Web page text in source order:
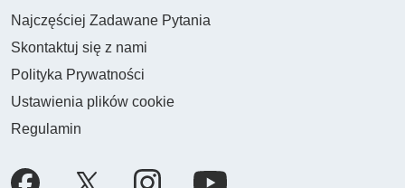
Najczęściej Zadawane Pytania
Skontaktuj się z nami
Polityka Prywatności
Ustawienia plików cookie
Regulamin